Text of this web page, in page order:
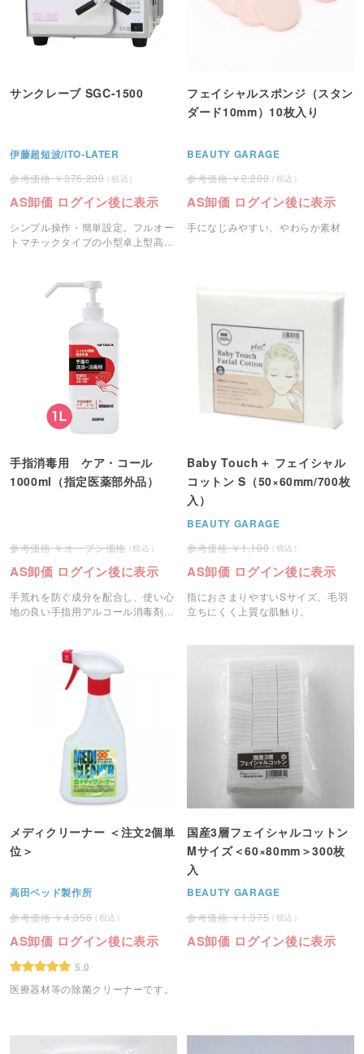
サンクレーブ SGC-1500
伊藤超短波/ITO-LATER
376,200
AS卸価 ログイン後に表示
シンプル操作・簡単設定。フルオー
トマチックタイプの小型卓上型高圧
フェイシャルスポンジ（スタン
ダード10mm）10枚入り
BEAUTY GARAGE
2,200
AS卸価 ログイン後に表示
手になじみやすい、やわらか素材
手指消毒用 ケア・コール
1000ml（指定医薬部外品）
オープン価格
AS卸価 ログイン後に表示
手荒れを防ぐ成分を配合し、使い心
地の良い手指用アルコール消毒剤
Baby Touch＋ フェイシャル
コットン S（50×60mm/700枚
入）
BEAUTY GARAGE
1,100
AS卸価 ログイン後に表示
指におさまりやすいSサイズ。毛羽
立ちにくく上質な肌触り。
メディクリーナー ＜注文2個単
位＞
高田ベッド製作所
4,356
AS卸価 ログイン後に表示
5.0
医療器材等の除菌クリーナーです。
国産3層フェイシャルコットン
Mサイズ＜60×80mm＞300枚
入
BEAUTY GARAGE
1,375
AS卸価 ログイン後に表示